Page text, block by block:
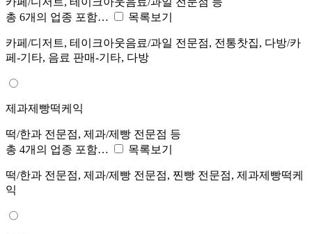
총 6개의 업종 포함…
목록보기
카페/디저트, 테이크아웃음료/과일 전문점, 전통찻집, 다방/카
페-기타, 음료 판매-기타, 다방
제과제빵떡케익
떡/한과 전문점, 제과/제빵 전문점 등
총 4개의 업종 포함…
목록보기
떡/한과 전문점, 제과/제빵 전문점, 찐빵 전문점, 제과제빵떡케
익